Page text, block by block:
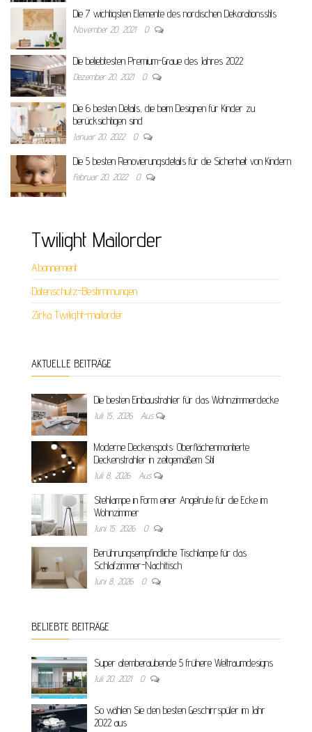
Die 7 wichtigsten Elemente des nordischen Dekorationsstils
November 20, 2021 0
Die beliebtesten Premium-Graue des Jahres 2022
Dezember 20, 2021 0
Die 6 besten Details, die beim Designen für Kinder zu
berücksichtigen sind
Januar 20, 2022 0
Die 5 besten Renovierungsdetails für die Sicherheit von Kindern
Februar 20, 2022 0
Twilight Mailorder
Abonnement
Datenschutz-Bestimmungen
Zirka Twilight-mailorder
AKTUELLE BEITRÄGE
Die besten Einbaustrahler für das Wohnzimmerdecke
Juli 15, 2026 Aus
Moderne Deckenspots: Oberflächenmontierte
Deckenstrahler in zeitgemäßem Stil
Juli 8, 2026 Aus
Stehlampe in Form einer Angelrute für die Ecke im
Wohnzimmer
Juni 15, 2026 0
Berührungsempfindliche Tischlampe für das
Schlafzimmer-Nachttisch
Juni 8, 2026 0
BELIEBTE BEITRÄGE
Super atemberaubende 5 frühere Weltraumdesigns
Juli 20, 2021 0
So wählen Sie den besten Geschirrspüler im Jahr
2022 aus